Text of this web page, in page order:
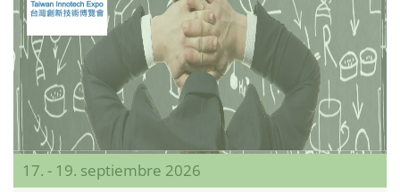
17. - 19. septiembre 2026